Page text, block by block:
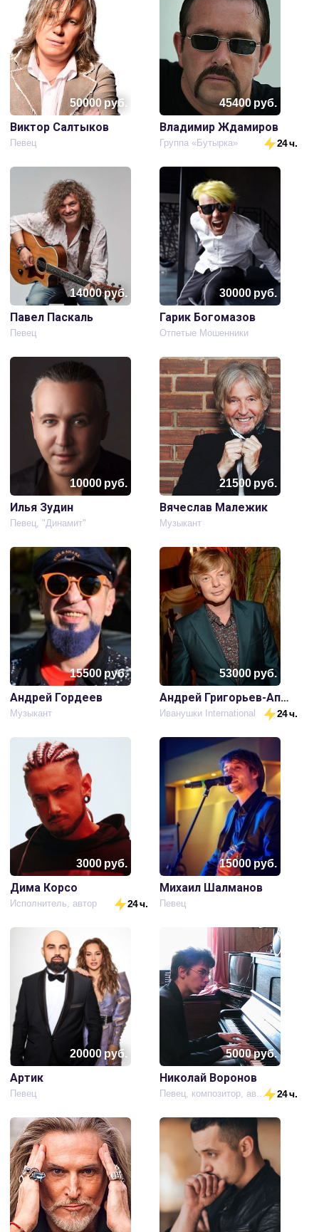
50000руб.
Виктор Салтыков
Певец
45400руб.
Владимир Ждамиров
Группа «Бутырка» 24 ч.
14000руб.
Павел Паскаль
Певец
30000руб.
Гарик Богомазов
Отпетые Мошенники
10000руб.
Илья Зудин
Певец, "Динамит"
21500руб.
Вячеслав Малежик
Музыкант
15500руб.
Андрей Гордеев
Музыкант
53000руб.
Андрей Григорьев-Апполонов
Иванушки International 24 ч.
3000руб.
Дима Корсо
Исполнитель, автор 24 ч.
15000руб.
Михаил Шалманов
Певец
20000руб.
Артик
Певец
5000руб.
Николай Воронов
Певец, композитор, автор хитов. 24 ч.